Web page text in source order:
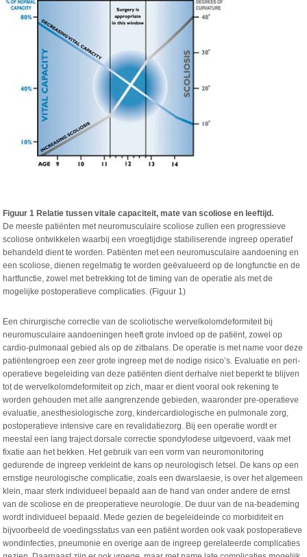
Figuur 1 Relatie tussen vitale capaciteit, mate van scoliose en leeftijd.
De meeste patiënten met neuromusculaire scoliose zullen een progressieve
scoliose ontwikkelen waarbij een vroegtijdige stabiliserende ingreep operatief
behandeld dient te worden. Patiënten met een neuromusculaire aandoening en
een scoliose, dienen regelmatig te worden geëvalueerd op de longfunctie en de
hartfunctie, zowel met betrekking tot de timing van de operatie als met de
mogelijke postoperatieve complicaties. (Figuur 1)
Een chirurgische correctie van de scoliotische wervelkolomdeformiteit bij
neuromusculaire aandoeningen heeft grote invloed op de patiënt, zowel op
cardio-pulmonaal gebied als op de zitbalans. De operatie is met name voor deze
patiëntengroep een zeer grote ingreep met de nodige risico’s. Evaluatie en peri-
operatieve begeleiding van deze patiënten dient derhalve niet beperkt te blijven
tot de wervelkolomdeformiteit op zich, maar er dient vooral ook rekening te
worden gehouden met alle aangrenzende gebieden, waaronder pre-operatieve
evaluatie, anesthesiologische zorg, kindercardiologische en pulmonale zorg,
postoperatieve intensive care en revalidatiezorg. Bij een operatie wordt er
meestal een lang traject dorsale correctie spondylodese uitgevoerd, vaak met
fixatie aan het bekken. Het gebruik van een vorm van neuromonitoring
gedurende de ingreep verkleint de kans op neurologisch letsel. De kans op een
ernstige neurologische complicatie, zoals een dwarslaesie, is over het algemeen
klein, maar sterk individueel bepaald aan de hand van onder andere de ernst
van de scoliose en de preoperatieve neurologie. De duur van de na-beademing
wordt individueel bepaald. Mede gezien de begeleideinde co morbiditeit en
bijvoorbeeld de voedingsstatus van een patiënt worden ook vaak postoperatieve
wondinfecties, pneumonie en overige aan de ingreep gerelateerde complicaties